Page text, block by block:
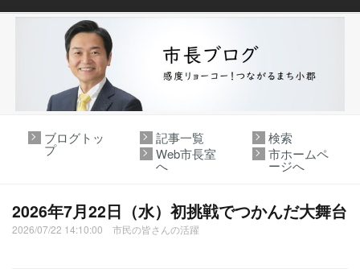
ブログトッ
プ
記事一覧
検索
Web市長室
へ
市ホームペ
ージへ
2026年7月22日（水）初挑戦でつかんだ大舞台
2026/07/22 14:10:00 市民の皆さんの活躍